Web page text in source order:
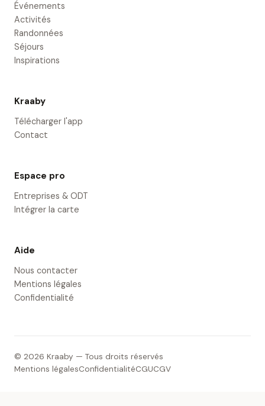
Événements
Activités
Randonnées
Séjours
Inspirations
Kraaby
Télécharger l'app
Contact
Espace pro
Entreprises & ODT
Intégrer la carte
Aide
Nous contacter
Mentions légales
Confidentialité
© 2026 Kraaby — Tous droits réservés
Mentions légalesConfidentialitéCGUCGV